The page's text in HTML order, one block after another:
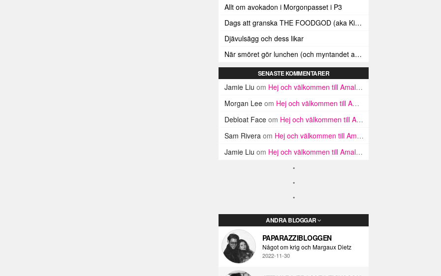
Allt om avokadon i Morgonpasset i P3
Dags att granska THE FOODGOD (aka Kim Kardashians matinstagrammande bästis)
Djävulsägg och dess likar
När smöret gör lunchen (och myntandet av termen ”Smörindex”)
SENASTE KOMMENTARER
Jamie Liu om Hej och välkommen till Amalfikusten
Morgan Lee om Hej och välkommen till Amalfikusten
Debloat Face om Hej och välkommen till Amalfikusten
Sam Rivera om Hej och välkommen till Amalfikusten
Jamie Liu om Hej och välkommen till Amalfikusten
ANDRA BLOGGAR
PAPARAZZIBLOGGEN
Något om krig och Margaux Dietz
2022-11-30